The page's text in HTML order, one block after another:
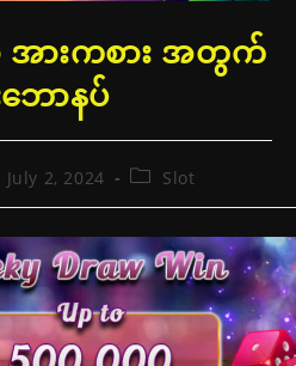
အားကစား အတွက်
ောနပ်
July 2, 2024
PostSlot